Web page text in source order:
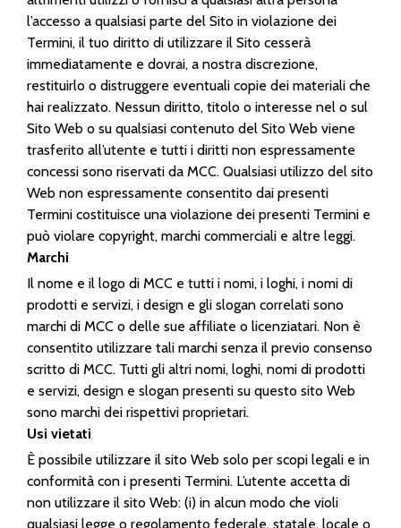
l’accesso a qualsiasi parte del Sito in violazione dei
Termini, il tuo diritto di utilizzare il Sito cesserà
immediatamente e dovrai, a nostra discrezione,
restituirlo o distruggere eventuali copie dei materiali che
hai realizzato. Nessun diritto, titolo o interesse nel o sul
Sito Web o su qualsiasi contenuto del Sito Web viene
trasferito all’utente e tutti i diritti non espressamente
concessi sono riservati da MCC. Qualsiasi utilizzo del sito
Web non espressamente consentito dai presenti
Termini costituisce una violazione dei presenti Termini e
può violare copyright, marchi commerciali e altre leggi.
Marchi
Il nome e il logo di MCC e tutti i nomi, i loghi, i nomi di
prodotti e servizi, i design e gli slogan correlati sono
marchi di MCC o delle sue affiliate o licenziatari. Non è
consentito utilizzare tali marchi senza il previo consenso
scritto di MCC. Tutti gli altri nomi, loghi, nomi di prodotti
e servizi, design e slogan presenti su questo sito Web
sono marchi dei rispettivi proprietari.
Usi vietati
È possibile utilizzare il sito Web solo per scopi legali e in
conformità con i presenti Termini. L’utente accetta di
non utilizzare il sito Web: (i) in alcun modo che violi
qualsiasi legge o regolamento federale, statale, locale o